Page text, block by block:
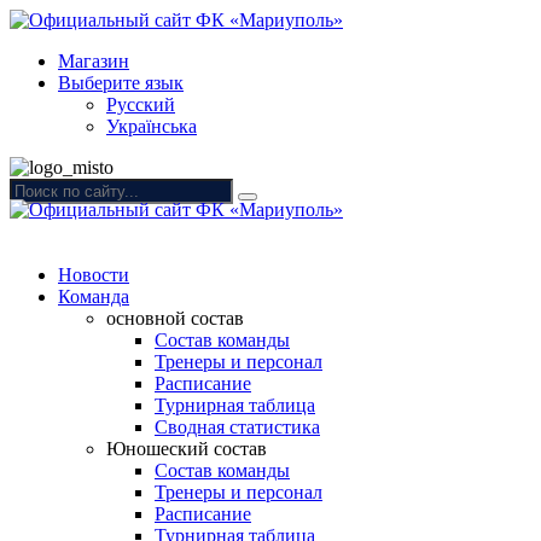
Магазин
Выберите язык
Русский
Українська
Новости
Команда
основной состав
Состав команды
Тренеры и персонал
Расписание
Турнирная таблица
Сводная статистика
Юношеский состав
Состав команды
Тренеры и персонал
Расписание
Турнирная таблица